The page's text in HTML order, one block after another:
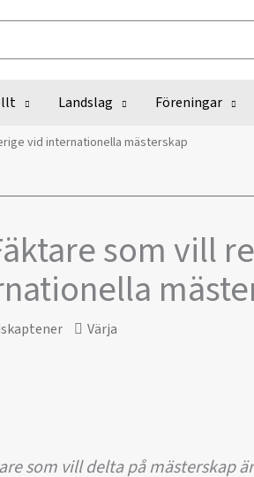
Landslag Föreningar
vid internationella mästerskap
som vill
Värja
som vill delta på mästerskap